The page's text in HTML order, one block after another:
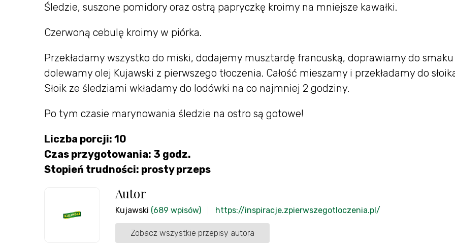
Śledzie, suszone pomidory oraz ostrą papryczkę kroimy na mniejsze kawałki.
Czerwoną cebulę kroimy w piórka.
Przekładamy wszystko do miski, dodajemy musztardę francuską, doprawiamy do smaku
dolewamy olej Kujawski z pierwszego tłoczenia. Całość mieszamy i przekładamy do
Słoik ze śledziami wkładamy do lodówki na co najmniej 2 godziny.
Po tym czasie marynowania śledzie na ostro są gotowe!
Liczba porcji: 10
Czas przygotowania: 3 godz.
Stopień trudności: prosty przeps
Autor
Kujawski (689 wpisów) https://inspiracje.zpierwszegotloczenia.pl/
Zobacz wszystkie przepisy autora